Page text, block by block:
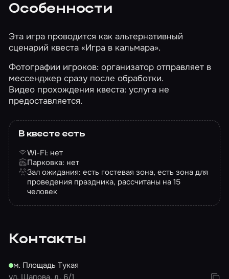
Особенности
Эта игра проводится как альтернативный
сценарий квеста«Игра в кальмара».
Фотографии игроков: организатор отправляет в
мессенджер сразу после обработки.
Видео прохождения квеста: услуга не
предоставляется.
В квесте есть
Wi-Fi: нет
Парковка: нет
Зал ожидания: есть гостевая зона, есть зона для
проведения праздника, рассчитаны на 15
человек
Контакты
м. Площадь Тукая